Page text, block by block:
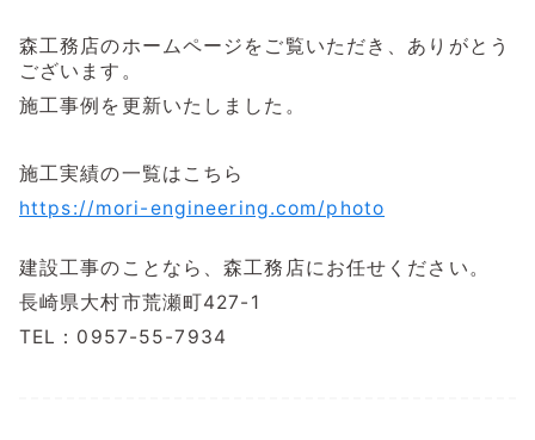
森工務店のホームページをご覧いただき、ありがとう
ございます。
施工事例を更新いたしました。
施工実績の一覧はこちら
https://mori-engineering.com/photo
建設工事のことなら、森工務店にお任せください。
長崎県大村市荒瀬町427-1
TEL：0957-55-7934